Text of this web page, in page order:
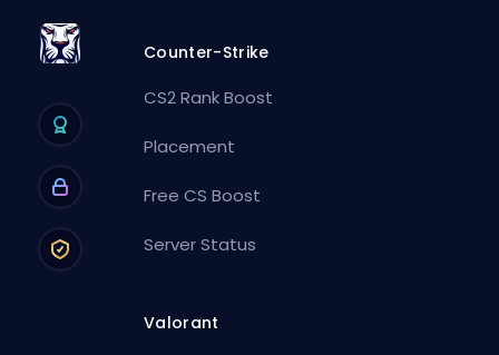
Counter-Strike
CS2 Rank Boost
Placement
Free CS Boost
Server Status
Valorant